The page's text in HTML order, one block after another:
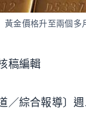
黃金價格升至兩個多
稿編輯
／綜合報導〕